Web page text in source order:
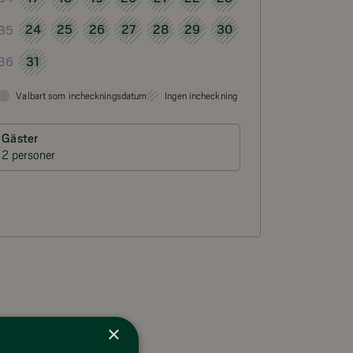
24 25 26 27 28 29 30
31
Valbart som incheckningsdatum Ingen incheckning
Gäster
2 personer
×